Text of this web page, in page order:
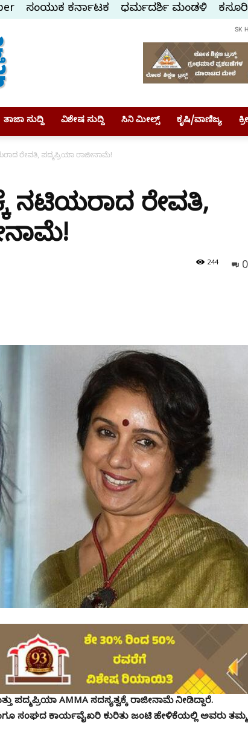
ಸಂಯುಕ್ತ ಕರ್ನಾಟಕ ಧರ್ಮದರ್ಶಿ ಮಂಡಳಿ ಕಸ್ತೂರಿ
SK
ತಾಜಾ ಸುದ್ದಿ ವಿಶೇಷ ಸುದ್ದಿ ಸಿನಿ ಮೀಲ್ಸ್ ಕೃಷಿ/ವಾಣಿಜ್ಯ
ರೇವತಿ, ಪದ್ಮಪ್ರಿಯಾ ರಾಜೀನಾಮೆ!
ನಟಿಯರಾದ ರೇವತಿ,
0
244
AMMA ಸದಸ್ಯತ್ವಕ್ಕೆ ರಾಜೀನಾಮೆ ನೀಡಿದ್ದಾರೆ.
ಸಂಘದ ಕಾರ್ಯವೈಖರಿ ಕುರಿತು ಜಂಟಿ ಹೇಳಿಕೆಯಲ್ಲಿ ಅವರು ತಮ್ಮ